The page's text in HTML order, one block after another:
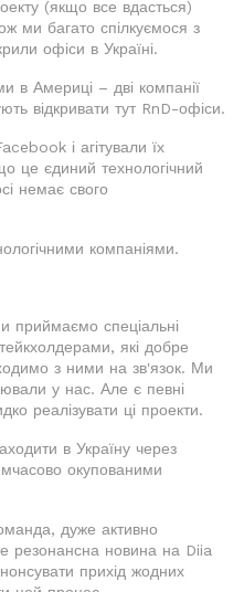
(якщо все вдасться)
ми багато спілкуємося з
офіси в Україні.
в Америці – дві компанії
відкривати тут RnD-офіси.
і агітували їх
це єдиний технологічний
немає свого
компаніями.
приймаємо спеціальні
які добре
з ними на зв'язок. Ми
у нас. Але є певні
реалізувати ці проекти.
в Україну через
окупованими
дуже активно
резонансна новина на Diia
прихід жодних